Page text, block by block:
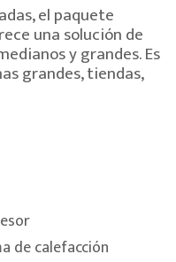
el paquete
una solución de
y grandes. Es
grandes, tiendas,
de calefacción